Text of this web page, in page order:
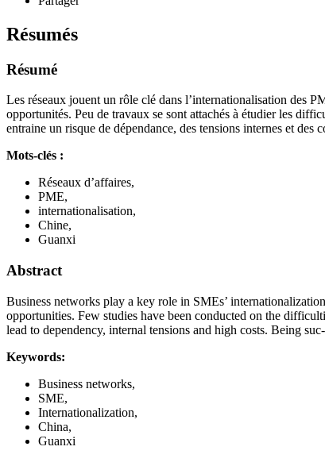
Résumés
Résumé
Les réseaux jouent un rôle clé dans l’internationalisation des
opportunités. Peu de travaux se sont attachés à étudier les
entraine un risque de dépendance, des tensions internes et
Mots-clés :
Réseaux d’affaires,
PME,
internationalisation,
Chine,
Guanxi
Abstract
Business networks play a key role in SMEs’
opportunities. Few studies have been conducted on the
lead to dependency, internal tensions and high costs. Being
Keywords:
Business networks,
SME,
Internationalization,
China,
Guanxi